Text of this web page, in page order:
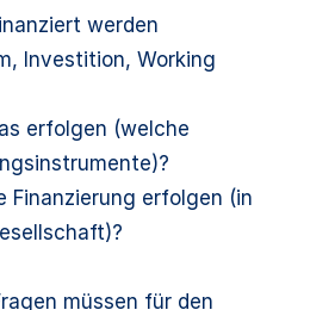
werden
Investition, Working
erfolgen (welche
Finanzierung erfolgen (in
müssen für den